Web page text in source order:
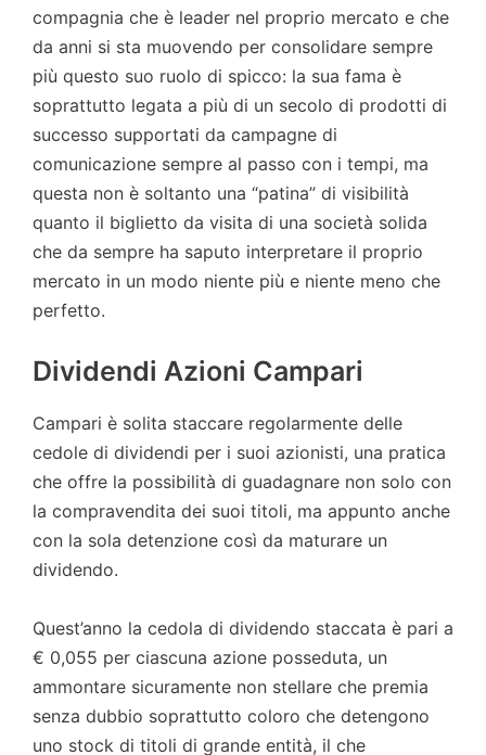
compagnia che è leader nel proprio mercato e che
da anni si sta muovendo per consolidare sempre
più questo suo ruolo di spicco: la sua fama è
soprattutto legata a più di un secolo di prodotti di
successo supportati da campagne di
comunicazione sempre al passo con i tempi, ma
questa non è soltanto una “patina” di visibilità
quanto il biglietto da visita di una società solida
che da sempre ha saputo interpretare il proprio
mercato in un modo niente più e niente meno che
perfetto.
Dividendi Azioni Campari
Campari è solita staccare regolarmente delle
cedole di dividendi per i suoi azionisti, una pratica
che offre la possibilità di guadagnare non solo con
la compravendita dei suoi titoli, ma appunto anche
con la sola detenzione così da maturare un
dividendo.
Quest’anno la cedola di dividendo staccata è pari a
€ 0,055 per ciascuna azione posseduta, un
ammontare sicuramente non stellare che premia
senza dubbio soprattutto coloro che detengono
uno stock di titoli di grande entità, il che